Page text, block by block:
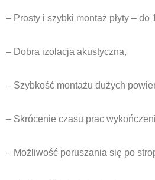
– Prosty i szybki montaż płyty – do
– Dobra izolacja akustyczna,
– Szybkość montażu dużych
– Skrócenie czasu prac
– Możliwość poruszania się po